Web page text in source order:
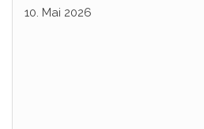
10. Mai 2026